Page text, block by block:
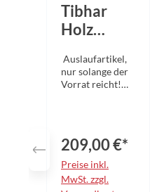
Tibhar
Holz
Hybrid ZC
Auslaufartikel,
nur solange der
Vorrat reicht!
abweichen! Die
Bezeichnung
„Holz“ täuscht
gewissermaßen
209,00 €*
Preise inkl.
MwSt. zzgl.